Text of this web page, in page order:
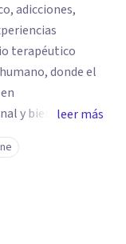
adicciones,
terapéutico
donde el
y bienestar.
combina
psicología
integrando
Mi
leer más